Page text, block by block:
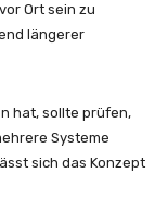
Ort sein zu
längerer
hat, sollte prüfen,
Systeme
sich das Konzept